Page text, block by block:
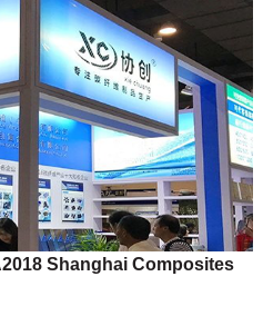
2018 Shanghai Composites